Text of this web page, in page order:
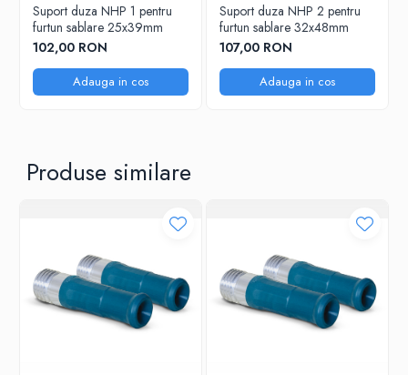
Suport duza NHP 1 pentru
furtun sablare 25x39mm
102,00 RON
Adauga in cos
Suport duza NHP 2 pentru
furtun sablare 32x48mm
107,00 RON
Adauga in cos
Produse similare